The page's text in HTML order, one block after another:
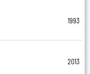
1993
2013